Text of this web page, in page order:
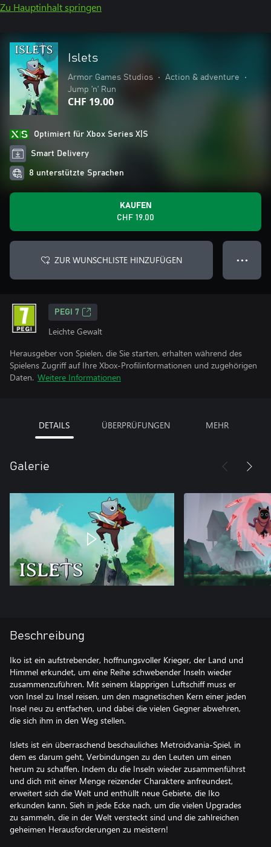
Zu Hauptinhalt springen
Islets
Armor Games Studios • Action & adventure
•
Jump ’n’ Run
CHF 19.00
Optimiert für Xbox Series X|S
Smart Delivery
8 unterstützte Sprachen
KAUFEN
CHF 19.00
ZUR WUNSCHLISTE HINZUFÜGEN ● ● ●
PEGI 7
Leichte Gewalt
Herausgeber von Spielen, die Sie starten, erhalten während des
Spielens Zugriff auf Ihre Xbox-Profilinformationen und zugehörigen
Daten. Weitere Informationen
DETAILS ÜBERPRÜFUNGEN MEHR
Galerie
Beschreibung
Iko ist ein aufstrebender, hoffnungsvoller Krieger, der Land und
Himmel erkundet, um eine Reihe schwebender Inseln wieder
zusammenzuführen. Mit seinem klapprigen Luftschiff muss er
von Insel zu Insel reisen, um den magnetischen Kern einer jeden
Insel neu zu entfachen, und dabei die vielen Gegner abwehren,
die sich ihm in den Weg stellen.
Islets ist ein überraschend beschauliches Metroidvania-Spiel, in
dem es darum geht, Verbindungen zu den Leuten um einen
herum zu schaffen. Indem du die Inseln wieder zusammenführst
und dich mit einer Menge reizender Charaktere anfreundest,
erweitert sich die Welt und enthüllt neue Gebiete, die Iko
erkunden kann. Sieh in jede Ecke nach, um die vielen Upgrades
zu sammeln, die in der Welt versteckt sind und die zahlreichen
geheimen Herausforderungen zu meistern!